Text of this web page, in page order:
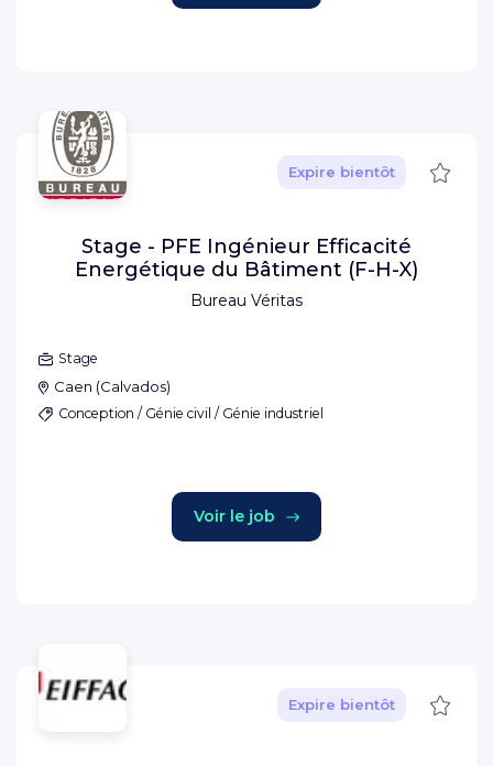
Bureau Véritas
Expire bientôt
Stage - PFE Ingénieur Efficacité
Energétique du Bâtiment (F-H-X)
Stage
Caen (Calvados)
Conception / Génie civil / Génie industriel
Voir le job
Expire bientôt